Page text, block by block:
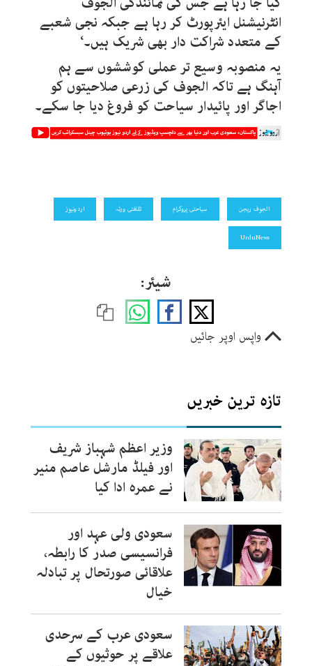
انٹرنیشنل ایئرپورٹ کر رہا ہے جبکہ نجی شعبے
کے متعدد شراکت دار بھی شریک ہیں۔‘
یہ منصوبہ وسیع تر عملی کوششوں سے ہم
آہنگ ہے تاکہ الجوف کی زرعی صلاحیتوں کو
اجاگر اور پائیدار سیاحت کو فروغ دیا جا سکے۔
الجوف ریجن سیاحتی پروگرام ثقافتی ورثہ اردونیوز
UrduNews
شیئر:
واپس اوپر جائیں
تازہ ترین خبریں
وزیر اعظم شہباز شریف
اور فیلڈ مارشل عاصم منیر
نے عمرہ ادا کیا
سعودی ولی عہد اور
فرانسیسی صدر کا رابطہ،
علاقائی صورتحال پر تبادلہ
خیال
سعودی عرب کے سرحدی
علاقے پر حوثیوں کے